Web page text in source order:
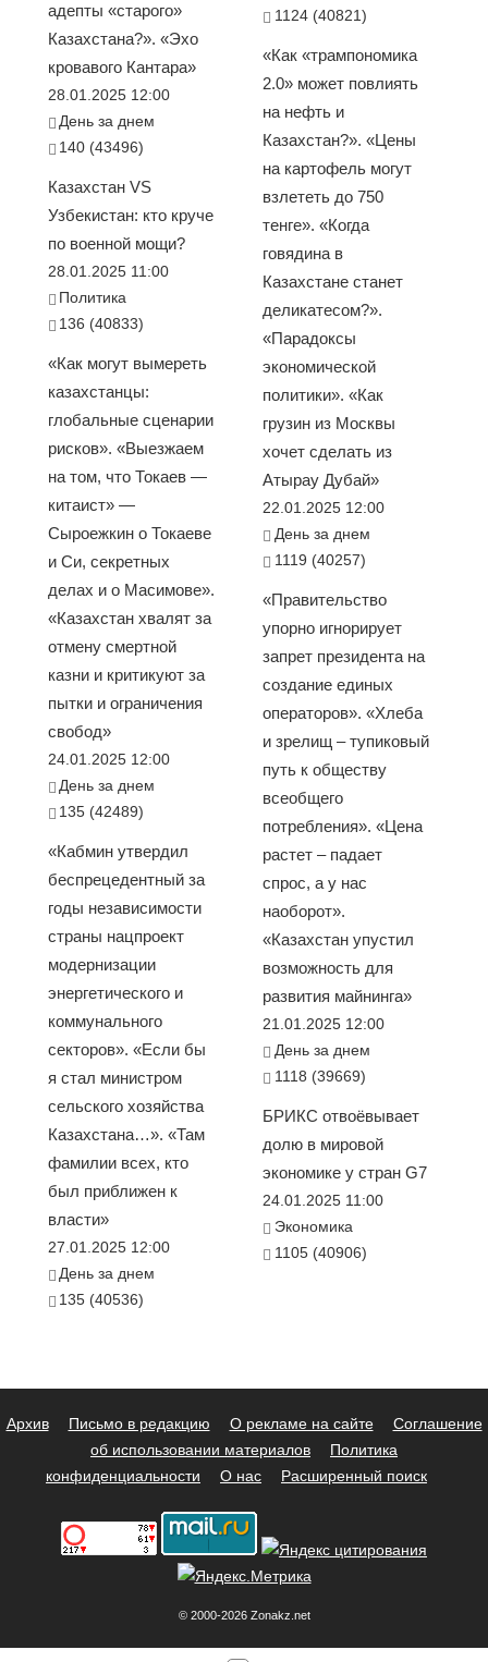
адепты «старого»
Казахстана?». «Эхо
кровавого Кантара»
28.01.2025 12:00
День за днем
140 (43496)
Казахстан VS
Узбекистан: кто круче
по военной мощи?
28.01.2025 11:00
Политика
136 (40833)
«Как могут вымереть
казахстанцы:
глобальные сценарии
рисков». «Выезжаем
на том, что Токаев —
китаист» —
Сыроежкин о Токаеве
и Си, секретных
делах и о Масимове».
«Казахстан хвалят за
отмену смертной
казни и критикуют за
пытки и ограничения
свобод»
24.01.2025 12:00
День за днем
135 (42489)
«Кабмин утвердил
беспрецедентный за
годы независимости
страны нацпроект
модернизации
энергетического и
коммунального
секторов». «Если бы
я стал министром
сельского хозяйства
Казахстана…». «Там
фамилии всех, кто
был приближен к
власти»
27.01.2025 12:00
День за днем
135 (40536)
1124 (40821)
«Как «трампономика
2.0» может повлиять
на нефть и
Казахстан?». «Цены
на картофель могут
взлететь до 750
тенге». «Когда
говядина в
Казахстане станет
деликатесом?».
«Парадоксы
экономической
политики». «Как
грузин из Москвы
хочет сделать из
Атырау Дубай»
22.01.2025 12:00
День за днем
1119 (40257)
«Правительство
упорно игнорирует
запрет президента на
создание единых
операторов». «Хлеба
и зрелищ – тупиковый
путь к обществу
всеобщего
потребления». «Цена
растет – падает
спрос, а у нас
наоборот».
«Казахстан упустил
возможность для
развития майнинга»
21.01.2025 12:00
День за днем
1118 (39669)
БРИКС отвоёвывает
долю в мировой
экономике у стран G7
24.01.2025 11:00
Экономика
1105 (40906)
Архив Письмо в редакцию О рекламе на сайте
Соглашение
об использовании материалов
Политика
конфиденциальности
О нас Расширенный поиск
© 2000-2026 Zonakz.net